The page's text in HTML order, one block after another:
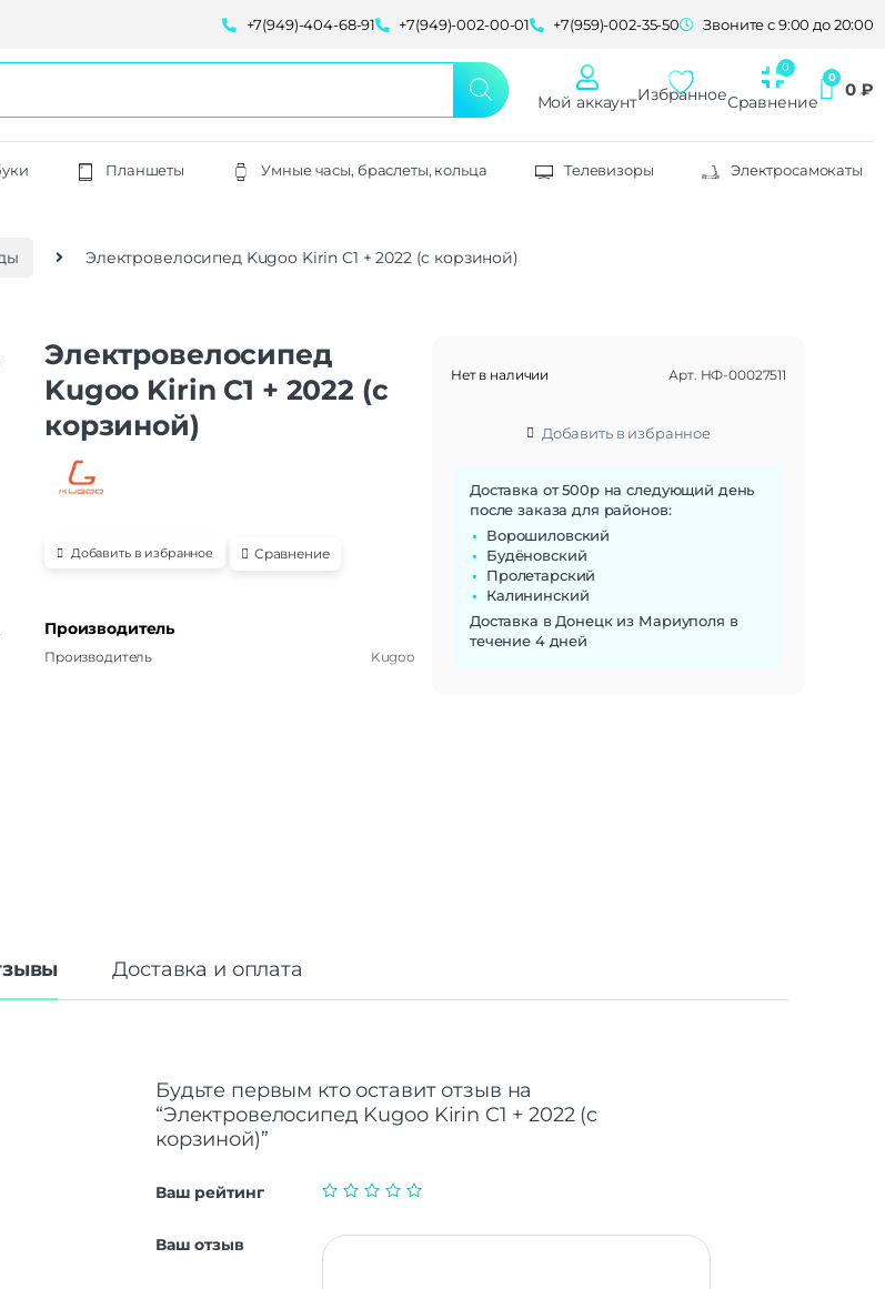
+7(949)-404-68-91 +7(949)-002-00-01 +7(959)-002-35-50 Звоните с 9:00 до 20:00
Мой аккаунтИзбранноеСравнение
0 ₽
Планшеты Умные часы, браслеты, кольца Телевизоры Электросамокаты
Электровелосипед Kugoo Kirin C1 + 2022 (c корзиной)
Электровелосипед
Kugoo Kirin C1 + 2022 (c
корзиной)
Добавить в избранное Сравнение
Производитель
Производитель Kugoo
Нет в наличии Арт. НФ-00027511
Добавить в избранное
Доставка от 500р на следующий день
после заказа для районов:
Ворошиловский
Будёновский
Пролетарский
Калининский
Доставка в Донецк из Мариуполя в
течение 4 дней
Доставка и оплата
Будьте первым кто оставит отзыв на
“Электровелосипед Kugoo Kirin C1 + 2022 (c
корзиной)”
Ваш рейтинг
Ваш отзыв